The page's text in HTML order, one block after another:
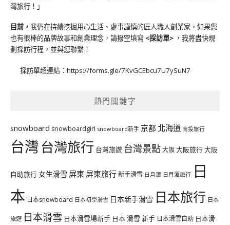
灣旅行！」
目前， 我仍在持續挖掘用心生活、處事謹慎的匠人職人創業家，如果您
也有很棒的品牌故事和創業理念，請撥空填寫 <採訪單> ，我將盡快規
劃採訪行程，並與您聯繫！
採訪單超連結： https://forms.gle/7KvGCEbcu7U7ySuN7
熱門關鍵字
snowboard snowboardgirl snowboard新手 京都 北海道 南投旅行
台灣台灣旅行 台灣旅遊 台灣景點大阪大阪旅行大阪
自助旅行 女生滑雪 屏東 屏東旅行新手滑雪 日月潭 日月潭旅行 日
本 日本snowboard 日本初學滑雪 日本新手滑雪 日本旅行 日本
旅遊 日本滑雪 日本滑雪場新手 日本 滑雪 新手 日本滑雪自助 日本滑